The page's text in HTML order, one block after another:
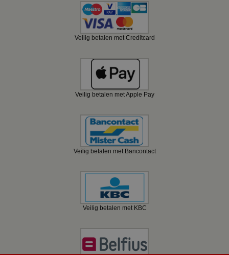
Veilig betalen met Creditcard
Veilig betalen met Apple Pay
Veilig betalen met Bancontact
Veilig betalen met KBC